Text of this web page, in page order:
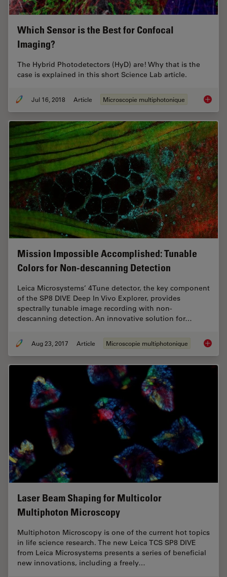
Which Sensor is the Best for Confocal
Imaging?
The Hybrid Photodetectors (HyD) are! Why that is the
case is explained in this short Science Lab article.
Jul 16, 2018 Article Microscopie multiphotonique Which
Mission Impossible Accomplished: Tunable
Colors for Non-descanning Detection
Leica Microsystems’ 4Tune detector, the key component
of the SP8 DIVE Deep In Vivo Explorer, provides
spectrally tunable image recording with non-
descanning detection. An innovative solution for…
Aug 23, 2017 Article Microscopie multiphotonique
Laser Beam Shaping for Multicolor
Multiphoton Microscopy
Multiphoton Microscopy is one of the current hot topics
in life science research. The new Leica TCS SP8 DIVE
from Leica Microsystems presents a series of beneficial
new innovations, including a freely…